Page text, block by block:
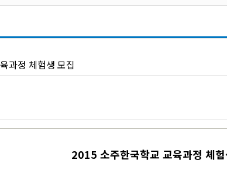
과정 체험생 모집
2015 소주한국학교 교육과정 체